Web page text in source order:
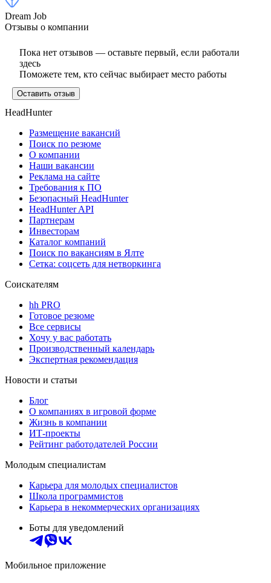
Dream Job
Отзывы о компании
Пока нет отзывов — оставьте первый, если работали
здесь
Поможете тем, кто сейчас выбирает место работы
Оставить отзыв
HeadHunter
Размещение вакансий
Поиск по резюме
О компании
Наши вакансии
Реклама на сайте
Требования к ПО
Безопасный HeadHunter
HeadHunter API
Партнерам
Инвесторам
Каталог компаний
Поиск по вакансиям в Ялте
Сетка: соцсеть для нетворкинга
Соискателям
hh PRO
Готовое резюме
Все сервисы
Хочу у вас работать
Производственный календарь
Экспертная рекомендация
Новости и статьи
Блог
О компаниях в игровой форме
Жизнь в компании
ИТ-проекты
Рейтинг работодателей России
Молодым специалистам
Карьера для молодых специалистов
Школа программистов
Карьера в некоммерческих организациях
Боты для уведомлений
Мобильное приложение